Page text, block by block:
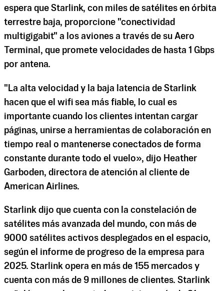
espera que Starlink, con miles de satélites en órbita
terrestre baja, proporcione "conectividad
multigigabit" a los aviones a través de su Aero
Terminal, que promete velocidades de hasta 1 Gbps
por antena.
"La alta velocidad y la baja latencia de Starlink
hacen que el wifi sea más fiable, lo cual es
importante cuando los clientes intentan cargar
páginas, unirse a herramientas de colaboración en
tiempo real o mantenerse conectados de forma
constante durante todo el vuelo», dijo Heather
Garboden, directora de atención al cliente de
American Airlines.
Starlink dijo que cuenta con la constelación de
satélites más avanzada del mundo, con más de
9000 satélites activos desplegados en el espacio,
según el informe de progreso de la empresa para
2025. Starlink opera en más de 155 mercados y
cuenta con más de 9 millones de clientes. Starlink